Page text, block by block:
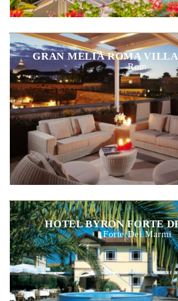
GRAN MELIÀ ROMA
Rom
HOTEL BYRON FORTE
Forte Dei Marmi